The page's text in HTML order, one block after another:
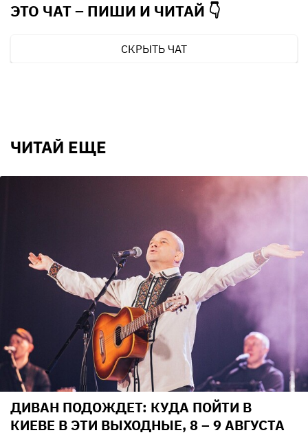
ЭТО ЧАТ – ПИШИ И ЧИТАЙ 👇
СКРЫТЬ ЧАТ
ЧИТАЙ ЕЩЕ
ДИВАН ПОДОЖДЕТ: КУДА ПОЙТИ В
КИЕВЕ В ЭТИ ВЫХОДНЫЕ, 8 – 9 АВГУСТА